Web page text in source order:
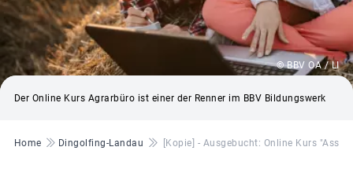
© BBV OA / LI
Der Online Kurs Agrarbüro ist einer der Renner im BBV Bildungswerk
Pfadnavigation
Home Dingolfing-Landau [Kopie] - Ausgebucht: Online Kurs